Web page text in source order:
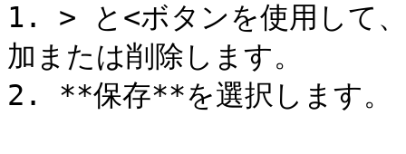
1. > と<ボタンを使用して
加または削除します。
2. **保存**を選択します。